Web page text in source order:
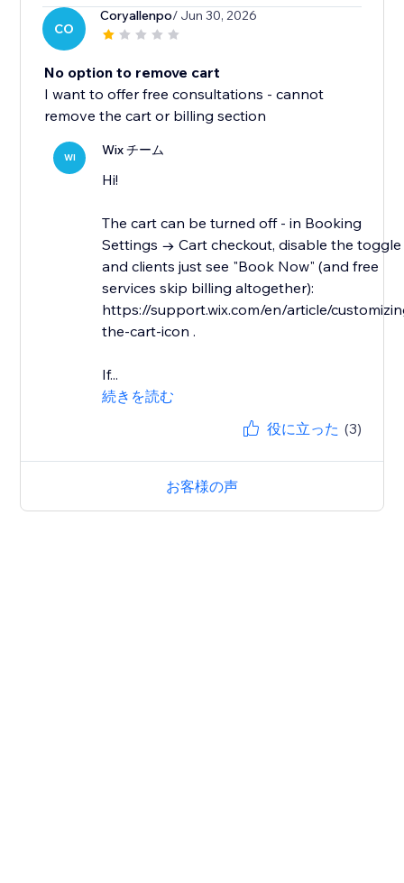
CO
Coryallenpo/ Jun 30, 2026
No option to remove cart
I want to offer free consultations - cannot
remove the cart or billing section
WI Wix チーム
Hi!
The cart can be turned off - in Booking
Settings → Cart checkout, disable the toggle
and clients just see "Book Now" (and free
services skip billing altogether):
https://support.wix.com/en/article/
the-cart-icon .
If...
続きを読む
役に立った (3)
お客様の声